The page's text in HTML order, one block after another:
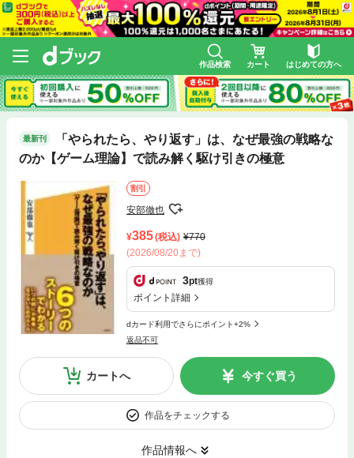
作品検索 カート はじめての方へ
最新刊
「やられたら、やり返す」は、なぜ最強の戦略な
のか【ゲーム理論】で読み解く駆け引きの極意
割引
安部徹也
385(税込)
770
(2026/08/20まで)
3pt獲得
ポイント詳細
dカード利用でさらにポイント+2%
返品不可
カートへ 今すぐ買う
作品をチェックする
作品情報へ